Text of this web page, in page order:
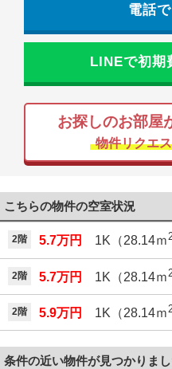
電話
LINEで初期
お探しのお部屋
物件リクエ
こちらの物件の空室状況
2階 5.7万円 1K（28.14ｍ
2階 5.7万円 1K（28.14ｍ
2階 5.9万円 1K（28.14ｍ
条件の近い物件が見つかりま